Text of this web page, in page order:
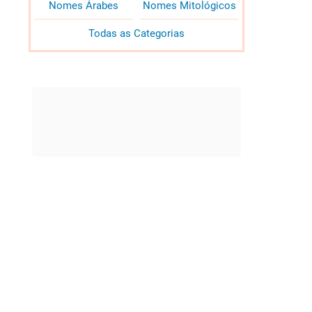
Nomes Árabes Nomes Mitológicos
Todas as Categorias